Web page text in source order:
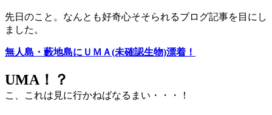
先日のこと。なんとも好奇心そそられるブログ記事を目にし
ました。
無人島・藪地島にＵＭＡ(未確認生物)漂着！
UMA！？
こ、これは見に行かねばなるまい・・・！